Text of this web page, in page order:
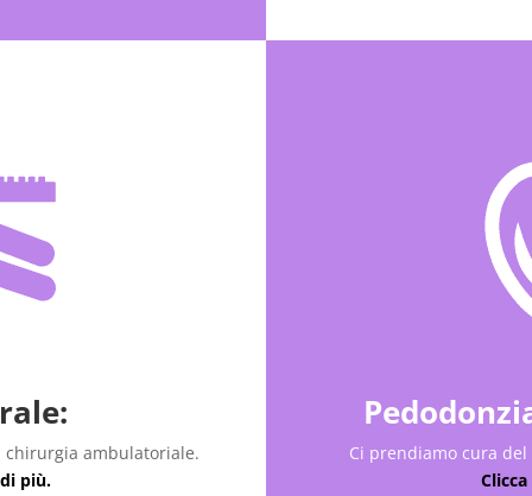
ambulatoriale.
più.
Ci prendiamo cura